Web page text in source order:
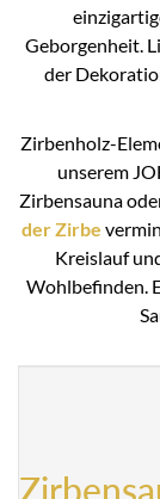
Geborgenheit.
der
Zirbenholz-
unserem
Zirbensauna
der Zirbe
Kreislauf
Wohlbefinden.